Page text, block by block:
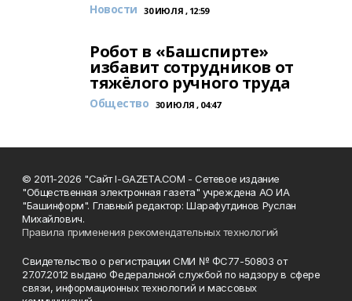
Новости 30 ИЮЛЯ , 12:59
Робот в «Башспирте»
избавит сотрудников от
тяжёлого ручного труда
Общество 30 ИЮЛЯ , 04:47
© 2011-2026 "Сайт I-GAZETA.COM - Сетевое издание
"Общественная электронная газета" учреждена АО ИА
"Башинформ". Главный редактор: Шарафутдинов Руслан
Михайлович.
Правила применения рекомендательных технологий
Свидетельство о регистрации СМИ № ФС77-50803 от
27.07.2012 выдано Федеральной службой по надзору в сфере
связи, информационных технологий и массовых